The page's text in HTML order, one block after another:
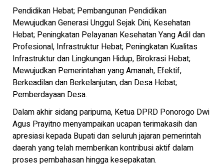
Pendidikan Hebat; Pembangunan Pendidikan
Mewujudkan Generasi Unggul Sejak Dini, Kesehatan
Hebat; Peningkatan Pelayanan Kesehatan Yang Adil dan
Profesional, Infrastruktur Hebat; Peningkatan Kualitas
Infrastruktur dan Lingkungan Hidup, Birokrasi Hebat;
Mewujudkan Pemerintahan yang Amanah, Efektif,
Berkeadilan dan Berkelanjutan, dan Desa Hebat;
Pemberdayaan Desa.
Dalam akhir sidang paripurna, Ketua DPRD Ponorogo Dwi
Agus Prayitno menyampaikan ucapan terimakasih dan
apresiasi kepada Bupati dan seluruh jajaran pemerintah
daerah yang telah memberikan kontribusi aktif dalam
proses pembahasan hingga kesepakatan.